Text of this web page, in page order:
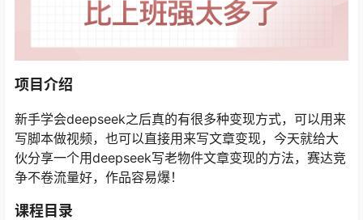
项目介绍
新手学会deepseek之后真的有很多种变现方式，可以用来
写脚本做视频，也可以直接用来写文章变现，今天就给大
伙分享一个用deepseek写老物件文章变现的方法，赛达竞
争不卷流量好，作品容易爆！
课程目录